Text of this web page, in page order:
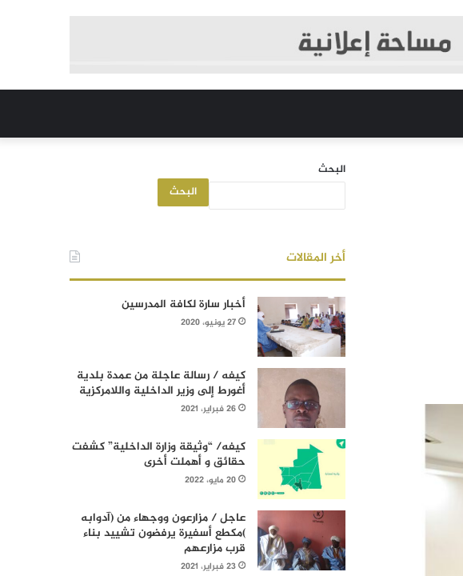
البحث
البحث
أخر المقالات
أخبار سارة لكافة المدرسين
27 يونيو، 2020
كيفه / رسالة عاجلة من عمدة بلدية
أغورط إلى وزير الداخلية واللامركزية
26 فبراير، 2021
كيفه/ “وثيقة وزارة الداخلية” كشفت
حقائق و أهملت أخرى
20 مايو، 2022
عاجل / مزارعون ووجهاء من (آدوابه
)مكطع أسفيرة يرفضون تشييد بناء
قرب مزارعهم
23 فبراير، 2021